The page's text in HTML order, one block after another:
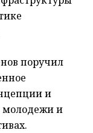
поручил
и
молодежи и